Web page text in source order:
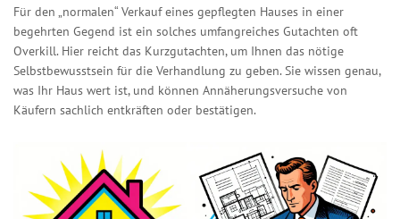
Für den „normalen“ Verkauf eines gepflegten Hauses in einer
begehrten Gegend ist ein solches umfangreiches Gutachten oft
Overkill. Hier reicht das Kurzgutachten, um Ihnen das nötige
Selbstbewusstsein für die Verhandlung zu geben. Sie wissen genau,
was Ihr Haus wert ist, und können Annäherungsversuche von
Käufern sachlich entkräften oder bestätigen.